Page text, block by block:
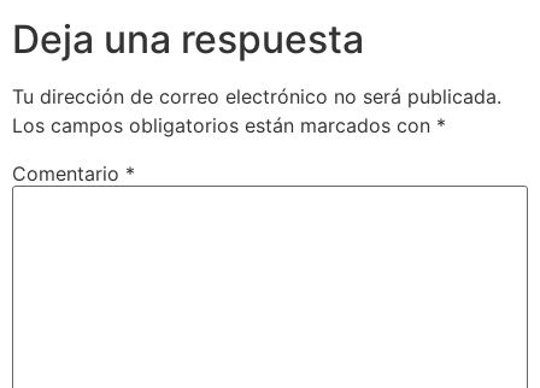
Deja una respuesta
Tu dirección de correo electrónico no será publicada.
Los campos obligatorios están marcados con *
Comentario *